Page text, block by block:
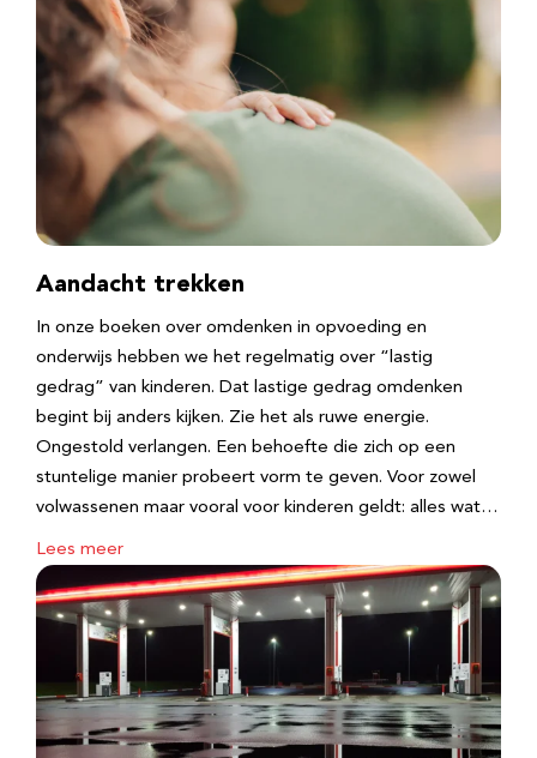
Aandacht trekken
In onze boeken over omdenken in opvoeding en
onderwijs hebben we het regelmatig over “lastig
gedrag” van kinderen. Dat lastige gedrag omdenken
begint bij anders kijken. Zie het als ruwe energie.
Ongestold verlangen. Een behoefte die zich op een
stuntelige manier probeert vorm te geven. Voor zowel
volwassenen maar vooral voor kinderen geldt: alles wat…
Lees meer